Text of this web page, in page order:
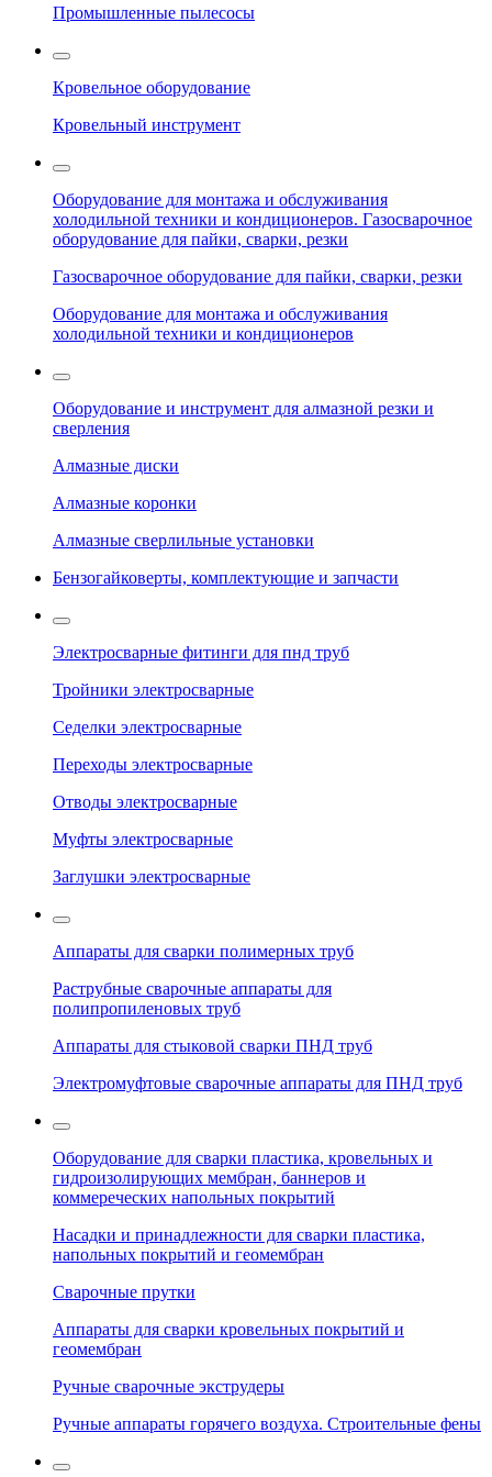
Промышленные пылесосы
Кровельное оборудование
Кровельный инструмент
Оборудование для монтажа и обслуживания
холодильной техники и кондиционеров. Газосварочное
оборудование для пайки, сварки, резки
Газосварочное оборудование для пайки, сварки, резки
Оборудование для монтажа и обслуживания
холодильной техники и кондиционеров
Оборудование и инструмент для алмазной резки и
сверления
Алмазные диски
Алмазные коронки
Алмазные сверлильные установки
Бензогайковерты, комплектующие и запчасти
Электросварные фитинги для пнд труб
Тройники электросварные
Седелки электросварные
Переходы электросварные
Отводы электросварные
Муфты электросварные
Заглушки электросварные
Аппараты для сварки полимерных труб
Раструбные сварочные аппараты для
полипропиленовых труб
Аппараты для стыковой сварки ПНД труб
Электромуфтовые сварочные аппараты для ПНД труб
Оборудование для сварки пластика, кровельных и
гидроизолирующих мембран, баннеров и
коммереческих напольных покрытий
Насадки и принадлежности для сварки пластика,
напольных покрытий и геомембран
Сварочные прутки
Аппараты для сварки кровельных покрытий и
геомембран
Ручные сварочные экструдеры
Ручные аппараты горячего воздуха. Строительные фены